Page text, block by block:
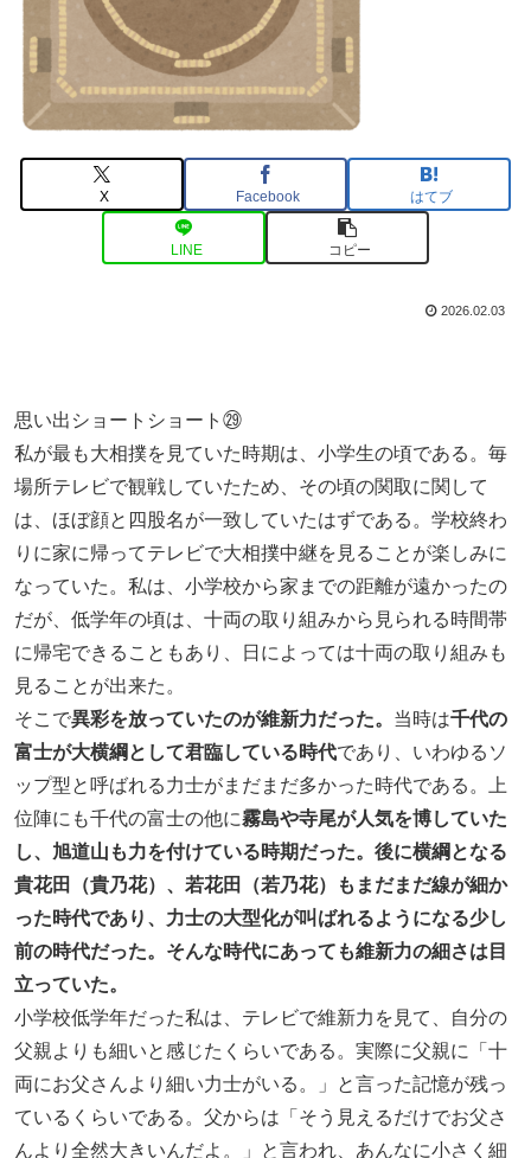
X Facebook はてブ
LINE コピー
2026.02.03
思い出ショートショート㉙
私が最も大相撲を見ていた時期は、小学生の頃である。毎
場所テレビで観戦していたため、その頃の関取に関して
は、ほぼ顔と四股名が一致していたはずである。学校終わ
りに家に帰ってテレビで大相撲中継を見ることが楽しみに
なっていた。私は、小学校から家までの距離が遠かったの
だが、低学年の頃は、十両の取り組みから見られる時間帯
に帰宅できることもあり、日によっては十両の取り組みも
見ることが出来た。
そこで異彩を放っていたのが維新力だった。 当時は千代の
富士が大横綱として君臨している時代であり、いわゆるソ
ップ型と呼ばれる力士がまだまだ多かった時代である。上
位陣にも千代の富士の他に霧島や寺尾が人気を博していた
し、旭道山も力を付けている時期だった。後に横綱となる
貴花田（貴乃花）、若花田（若乃花）もまだまだ線が細か
った時代であり、力士の大型化が叫ばれるようになる少し
前の時代だった。そんな時代にあっても維新力の細さは目
立っていた。
小学校低学年だった私は、テレビで維新力を見て、自分の
父親よりも細いと感じたくらいである。実際に父親に「十
両にお父さんより細い力士がいる。」と言った記憶が残っ
ているくらいである。父からは「そう見えるだけでお父さ
んより全然大きいんだよ。」と言われ、あんなに小さく細